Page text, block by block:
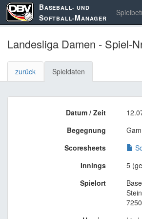
BASEBALL- UND
SOFTBALL-MANAGER
Landesliga Damen - Spiel-
zurück Spieldaten
Datum / Zeit
Begegnung
Scoresheets
Innings
5
Spielort